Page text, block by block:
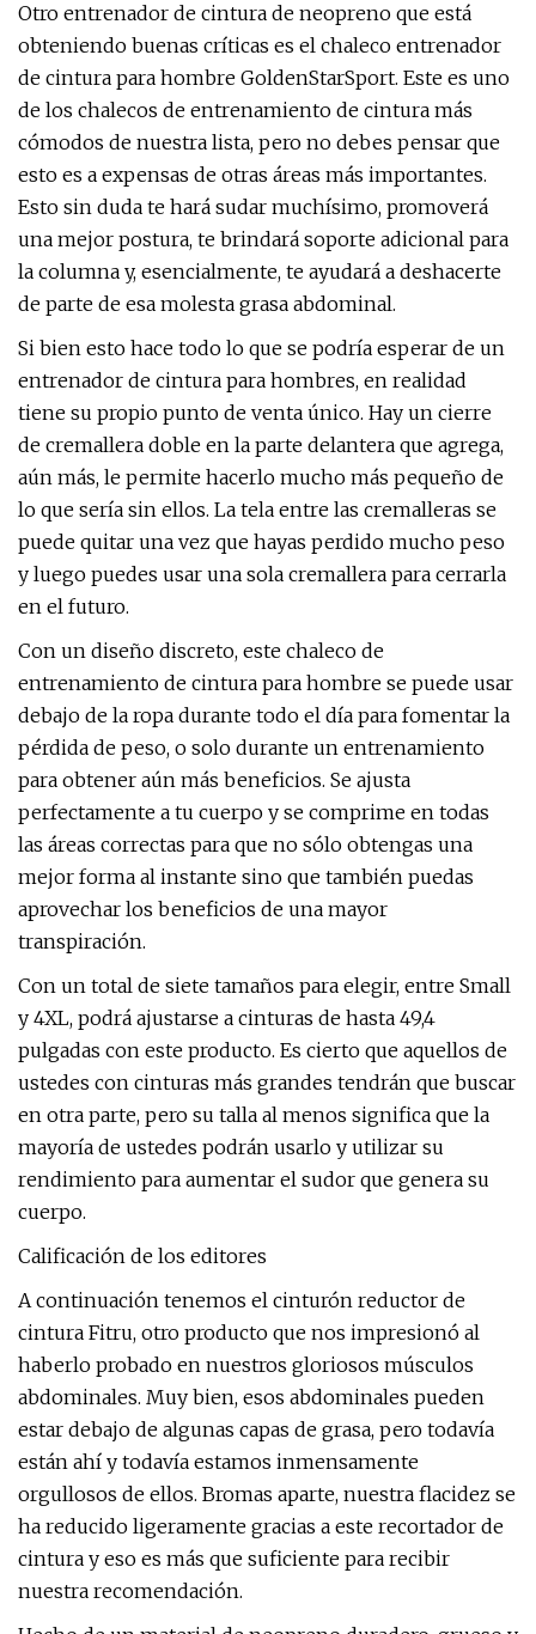
Otro entrenador de cintura de neopreno que está
obteniendo buenas críticas es el chaleco entrenador
de cintura para hombre GoldenStarSport. Este es uno
de los chalecos de entrenamiento de cintura más
cómodos de nuestra lista, pero no debes pensar que
esto es a expensas de otras áreas más importantes.
Esto sin duda te hará sudar muchísimo, promoverá
una mejor postura, te brindará soporte adicional para
la columna y, esencialmente, te ayudará a deshacerte
de parte de esa molesta grasa abdominal.
Si bien esto hace todo lo que se podría esperar de un
entrenador de cintura para hombres, en realidad
tiene su propio punto de venta único. Hay un cierre
de cremallera doble en la parte delantera que agrega,
aún más, le permite hacerlo mucho más pequeño de
lo que sería sin ellos. La tela entre las cremalleras se
puede quitar una vez que hayas perdido mucho peso
y luego puedes usar una sola cremallera para cerrarla
en el futuro.
Con un diseño discreto, este chaleco de
entrenamiento de cintura para hombre se puede usar
debajo de la ropa durante todo el día para fomentar la
pérdida de peso, o solo durante un entrenamiento
para obtener aún más beneficios. Se ajusta
perfectamente a tu cuerpo y se comprime en todas
las áreas correctas para que no sólo obtengas una
mejor forma al instante sino que también puedas
aprovechar los beneficios de una mayor
transpiración.
Con un total de siete tamaños para elegir, entre Small
y 4XL, podrá ajustarse a cinturas de hasta 49,4
pulgadas con este producto. Es cierto que aquellos de
ustedes con cinturas más grandes tendrán que buscar
en otra parte, pero su talla al menos significa que la
mayoría de ustedes podrán usarlo y utilizar su
rendimiento para aumentar el sudor que genera su
cuerpo.
Calificación de los editores
A continuación tenemos el cinturón reductor de
cintura Fitru, otro producto que nos impresionó al
haberlo probado en nuestros gloriosos músculos
abdominales. Muy bien, esos abdominales pueden
estar debajo de algunas capas de grasa, pero todavía
están ahí y todavía estamos inmensamente
orgullosos de ellos. Bromas aparte, nuestra flacidez se
ha reducido ligeramente gracias a este recortador de
cintura y eso es más que suficiente para recibir
nuestra recomendación.